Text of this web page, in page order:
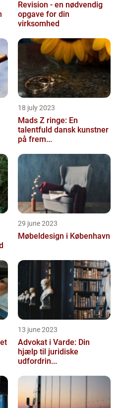
Revision - en nødvendig
opgave for din
virksomhed
18 july 2023
Mads Z ringe: En
talentfuld dansk kunstner
på frem...
29 june 2023
Møbeldesign i København
13 june 2023
Advokat i Varde: Din
hjælp til juridiske
udfordrin...